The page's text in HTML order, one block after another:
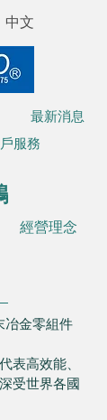
中文
最新消息
服務
經營理念
冶金零組件
表高效能、
受世界各國